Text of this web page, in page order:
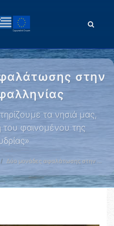
στην
τα νησιά μας,
του φαινομένου της
Δύο μονάδες αφαλάτωσης στην …